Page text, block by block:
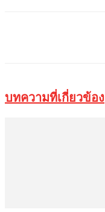
บทความที่เกี่ยวข้อง